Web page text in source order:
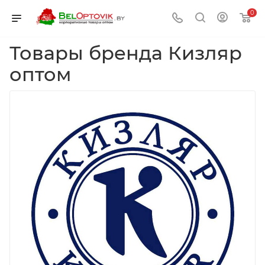
0
Товары бренда Кизляр
оптом